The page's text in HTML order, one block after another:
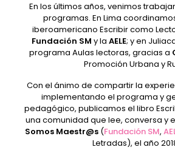
En los últimos años, venimos
programas. En Lima
iberoamericano Escribir como
Fundación SM y la AELE; y en
programa Aulas lectoras, gracias a
Promoción Urbana y
Con el ánimo de compartir la
implementando el programa y
pedagógico, publicamos el libro
una comunidad que lee, conversa y
Somos Maestr@s (Fundación SM,
Letradas), el año